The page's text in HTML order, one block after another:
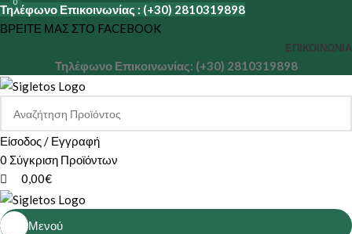
Τηλέφωνο Επικοινωνίας : (+30) 2810319898
ΒΡΕΙΤΕ ΜΑΣ ΣΤΟ FACEBOOK
ΕΠΙΚΟΙΝΩΝΊΑ
Τηλέφωνο Επικοινωνίας: (+30) 2810319898
Είσοδος / Εγγραφή
0 Σύγκριση Προϊόντων
0
0,00€
Μενού